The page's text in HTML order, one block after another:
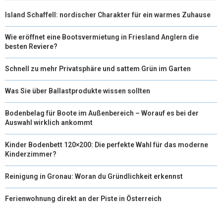
Island Schaffell: nordischer Charakter für ein warmes Zuhause
Wie eröffnet eine Bootsvermietung in Friesland Anglern die
besten Reviere?
Schnell zu mehr Privatsphäre und sattem Grün im Garten
Was Sie über Ballastprodukte wissen sollten
Bodenbelag für Boote im Außenbereich – Worauf es bei der
Auswahl wirklich ankommt
Kinder Bodenbett 120×200: Die perfekte Wahl für das moderne
Kinderzimmer?
Reinigung in Gronau: Woran du Gründlichkeit erkennst
Ferienwohnung direkt an der Piste in Österreich